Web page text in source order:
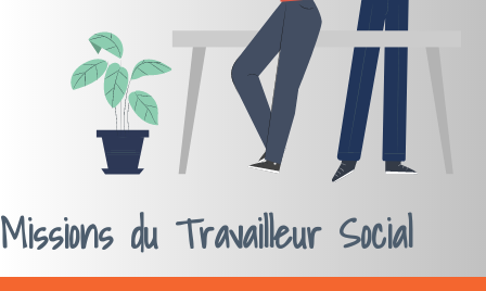
Missions du Travailleur Social